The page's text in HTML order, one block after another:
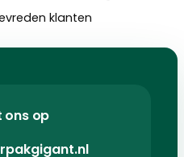
klanten
ons op